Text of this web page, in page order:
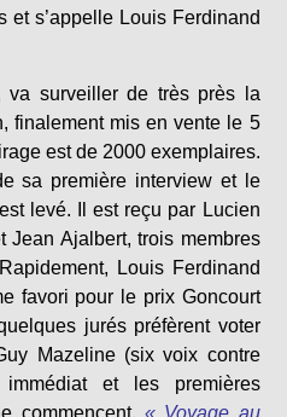
et s’appelle Louis Ferdinand
va surveiller de très près la
finalement mis en vente le 5
est de 2000 exemplaires.
sa première interview et le
levé. Il est reçu par Lucien
Jean Ajalbert, trois membres
Louis Ferdinand
favori pour le prix Goncourt
jurés préfèrent voter
Mazeline (six voix contre
et les premières
commencent. « Voyage au